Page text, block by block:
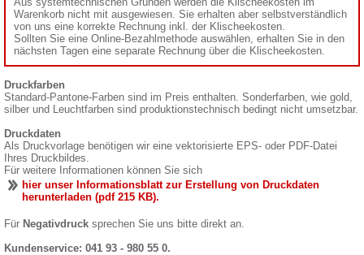
Warenkorb nicht mit ausgewiesen. Sie erhalten aber selbstverständlich
von uns eine korrekte Rechnung inkl. der Klischeekosten.
Sollten Sie eine Online-Bezahlmethode auswählen, erhalten Sie in den
nächsten Tagen eine separate Rechnung über die Klischeekosten.
Druckfarben
Standard-Pantone-Farben sind im Preis enthalten. Sonderfarben, wie gold,
silber und Leuchtfarben sind produktionstechnisch bedingt nicht umsetzbar.
Druckdaten
Als Druckvorlage benötigen wir eine vektorisierte EPS- oder PDF-Datei
Ihres Druckbildes.
Für weitere Informationen können Sie sich
hier unser Informationsblatt zur Erstellung von Druckdaten
herunterladen (pdf 215 KB).
Für Negativdruck sprechen Sie uns bitte direkt an.
Kundenservice: 041 93 - 980 55 0.